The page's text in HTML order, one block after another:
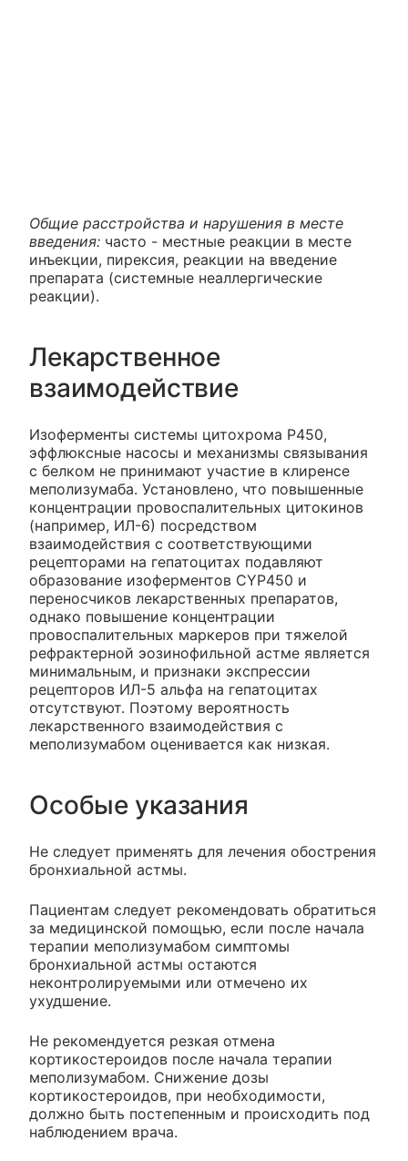
Общие расстройства и нарушения в месте
введения: часто - местные реакции в месте
инъекции, пирексия, реакции на введение
препарата (системные неаллергические
реакции).
Лекарственное
взаимодействие
Изоферменты системы цитохрома Р450,
эффлюксные насосы и механизмы связывания
с белком не принимают участие в клиренсе
меполизумаба. Установлено, что повышенные
концентрации провоспалительных цитокинов
(например, ИЛ-6) посредством
взаимодействия с соответствующими
рецепторами на гепатоцитах подавляют
образование изоферментов CYP450 и
переносчиков лекарственных препаратов,
однако повышение концентрации
провоспалительных маркеров при тяжелой
рефрактерной эозинофильной астме является
минимальным, и признаки экспрессии
рецепторов ИЛ-5 альфа на гепатоцитах
отсутствуют. Поэтому вероятность
лекарственного взаимодействия с
меполизумабом оценивается как низкая.
Особые указания
Не следует применять для лечения обострения
бронхиальной астмы.
Пациентам следует рекомендовать обратиться
за медицинской помощью, если после начала
терапии меполизумабом симптомы
бронхиальной астмы остаются
неконтролируемыми или отмечено их
ухудшение.
Не рекомендуется резкая отмена
кортикостероидов после начала терапии
меполизумабом. Снижение дозы
кортикостероидов, при необходимости,
должно быть постепенным и происходить под
наблюдением врача.